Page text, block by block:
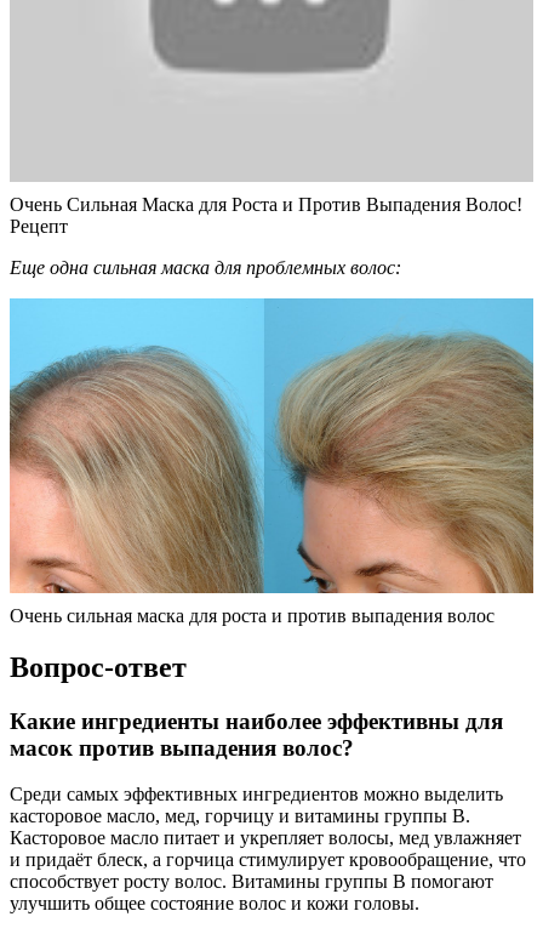
Очень Сильная Маска для Роста и Против Выпадения Волос!
Рецепт
Еще одна сильная маска для проблемных волос:
Очень сильная маска для роста и против выпадения волос
Вопрос-ответ
Какие ингредиенты наиболее эффективны для
масок против выпадения волос?
Среди самых эффективных ингредиентов можно выделить
касторовое масло, мед, горчицу и витамины группы B.
Касторовое масло питает и укрепляет волосы, мед увлажняет
и придаёт блеск, а горчица стимулирует кровообращение, что
способствует росту волос. Витамины группы B помогают
улучшить общее состояние волос и кожи головы.